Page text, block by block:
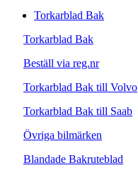
Torkarblad Bak
Torkarblad Bak
Beställ via reg.nr
Torkarblad Bak till Volvo
Torkarblad Bak till Saab
Övriga bilmärken
Blandade Bakruteblad